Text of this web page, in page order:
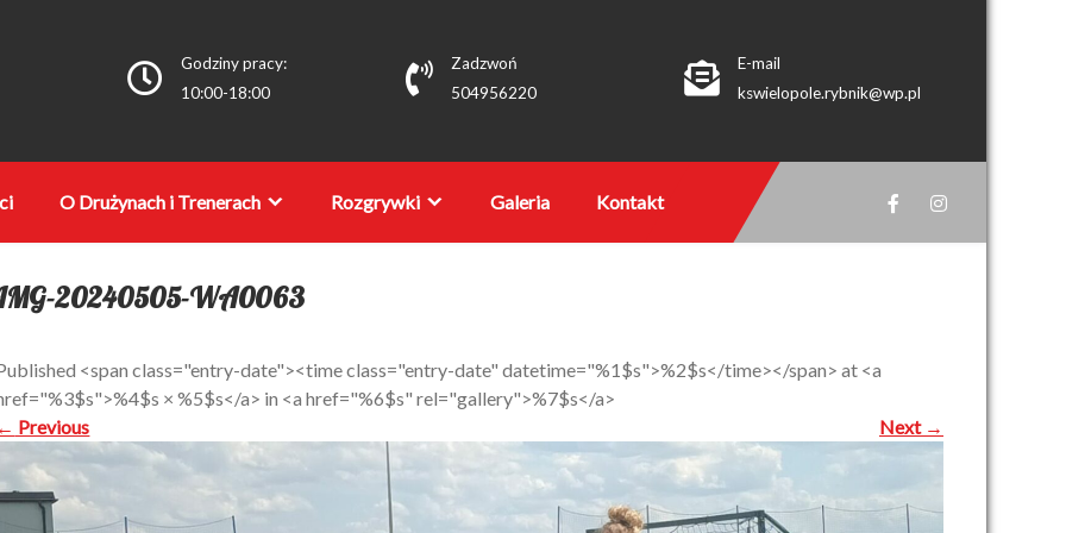
Godziny pracy:
10:00-18:00
Zadzwoń
504956220
E-mail
kswielopole.rybnik@wp.pl
O Drużynach i Trenerach Rozgrywki Galeria Kontakt
20240505-WA0063
<span class="entry-date"><time class="entry-date" datetime="%1$s">%2$s</time></span> at <a
× %5$s</a> in <a href="%6$s" rel="gallery">%7$s</a>
← Previous Next →